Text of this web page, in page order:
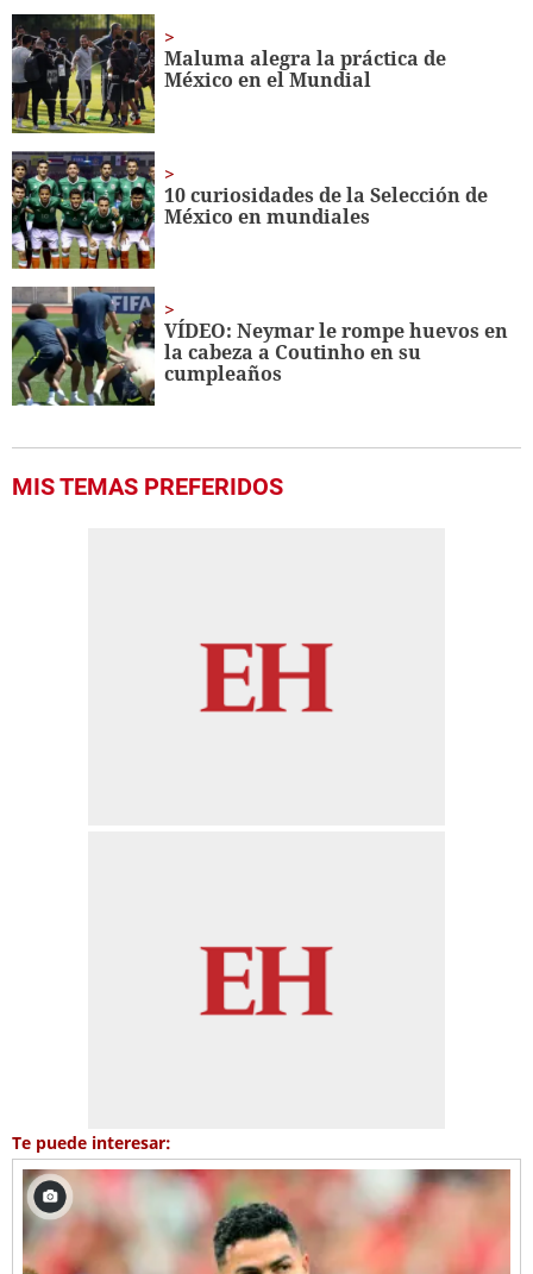
1
minute,
56
seconds
Maluma alegra la práctica de
México en el Mundial
10 curiosidades de la Selección de
México en mundiales
VÍDEO: Neymar le rompe huevos en
la cabeza a Coutinho en su
cumpleaños
MIS TEMAS PREFERIDOS
Te puede interesar: